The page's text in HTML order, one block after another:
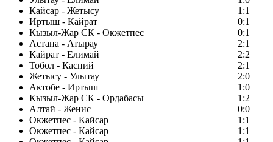
Кайсар - Жетысу
1:1
Иртыш - Кайрат
0:1
Кызыл-Жар СК - Окжетпес
0:1
Астана - Атырау
2:1
Кайрат - Елимай
2:2
Тобол - Каспий
2:1
Жетысу - Улытау
2:0
Актобе - Иртыш
1:0
Кызыл-Жар СК - Ордабасы
1:2
Алтай - Женис
0:0
Окжетпес - Кайсар
1:1
Окжетпес - Кайсар
1:1